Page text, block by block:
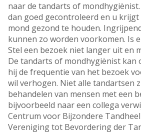
naar de tandarts of
dan goed gecontroleerd en u krijgt
mond gezond te houden.
kunnen zo worden voorkomen. Is
Stel een bezoek niet langer uit en
De tandarts of mondhygiënist kan
hij de frequentie van het bezoek
wil verhogen. Niet alle tandartsen
behandelen van mensen met een
bijvoorbeeld naar een collega
Centrum voor Bijzondere
Vereniging tot Bevordering der